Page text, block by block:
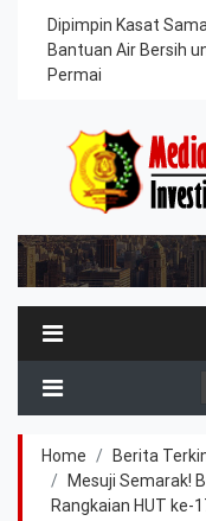
Dipimpin Kasat
Bantuan Air Bersih
Permai
Home
Berita
Mesuji Semarak!
Rangkaian HUT ke-